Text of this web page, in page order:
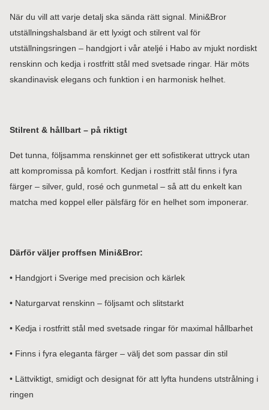
När du vill att varje detalj ska sända rätt signal. Mini&Bror
utställningshalsband är ett lyxigt och stilrent val för
utställningsringen – handgjort i vår ateljé i Habo av mjukt nordiskt
renskinn och kedja i rostfritt stål med svetsade ringar. Här möts
skandinavisk elegans och funktion i en harmonisk helhet.
Stilrent & hållbart – på riktigt
Det tunna, följsamma renskinnet ger ett sofistikerat uttryck utan
att kompromissa på komfort. Kedjan i rostfritt stål finns i fyra
färger – silver, guld, rosé och gunmetal – så att du enkelt kan
matcha med koppel eller pälsfärg för en helhet som imponerar.
Därför väljer proffsen Mini&Bror:
• Handgjort i Sverige med precision och kärlek
• Naturgarvat renskinn – följsamt och slitstarkt
• Kedja i rostfritt stål med svetsade ringar för maximal hållbarhet
• Finns i fyra eleganta färger – välj det som passar din stil
• Lättviktigt, smidigt och designat för att lyfta hundens utstrålning i
ringen